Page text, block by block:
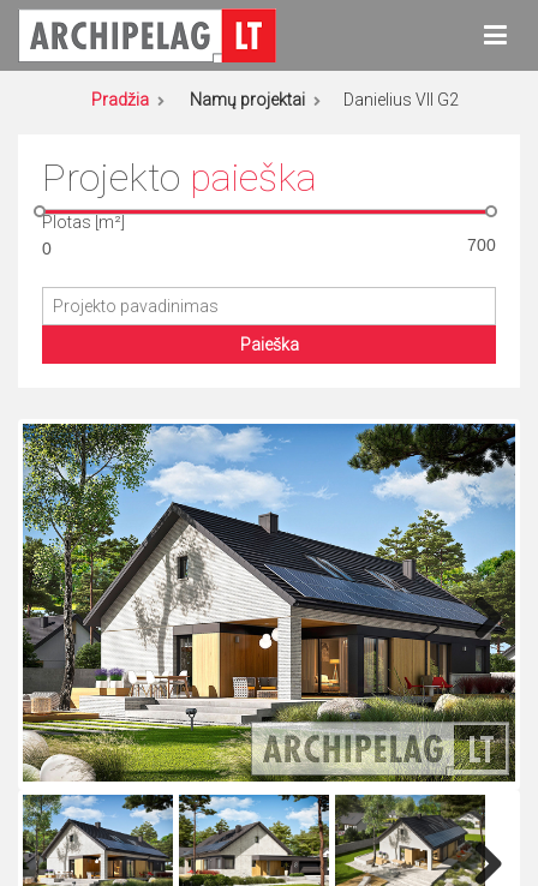
Eiti
turinio
Archipelag
Namų projektai
Pradžia Namų projektai Danielius VII G2
Projekto paieška
Plotas [m²]
Paieška
Next